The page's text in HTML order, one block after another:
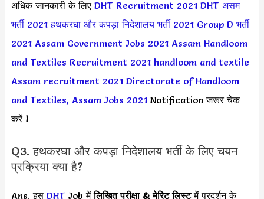
अधिक जानकारी के लिए DHT Recruitment 2021 DHT असम
भर्ती 2021हथकरघा और कपड़ा निदेशालय भर्ती 2021 Group D भर्ती
2021 Assam Government Jobs 2021 Assam Handloom
and Textiles Recruitment 2021 handloom and textile
Assam recruitment 2021 Directorate of Handloom
and Textiles, Assam Jobs 2021Notification जरूर चेक
करें l
Q3. हथकरघा और कपड़ा निदेशालय भर्ती के लिए चयन
प्रक्रिया क्या है?
Ans. इस DHT Job मेंलिखित परीक्षा & मेरिट लिस्टमें प्रदर्शन के